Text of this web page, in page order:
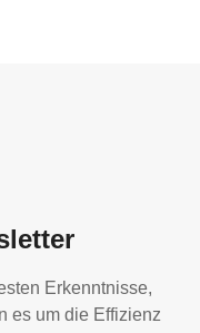
Erkenntnisse,
es um die Effizienz